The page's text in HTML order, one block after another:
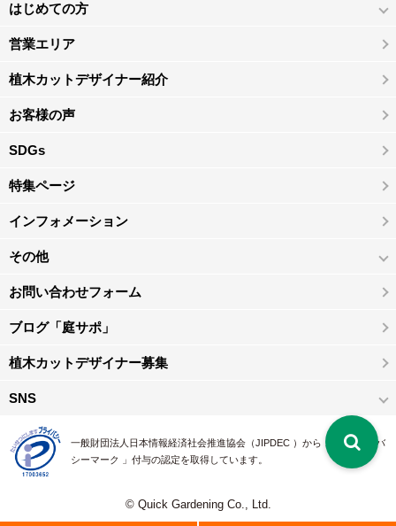
はじめての方
営業エリア
植木カットデザイナー紹介
お客様の声
SDGs
特集ページ
インフォメーション
その他
お問い合わせフォーム
ブログ「庭サポ」
植木カットデザイナー募集
SNS
一般財団法人日本情報経済社会推進協会（JIPDEC ）から 、「 プライバ
シーマーク 」付与の認定を取得しています。
© Quick Gardening Co., Ltd.